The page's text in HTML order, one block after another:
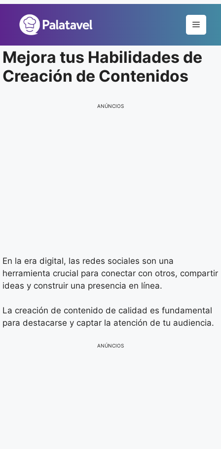
conteúdo
Menu
Mejora tus Habilidades de
Creación de Contenidos
ANÚNCIOS
En la era digital, las redes sociales son una
herramienta crucial para conectar con otros, compartir
ideas y construir una presencia en línea.
La creación de contenido de calidad es fundamental
para destacarse y captar la atención de tu audiencia.
ANÚNCIOS